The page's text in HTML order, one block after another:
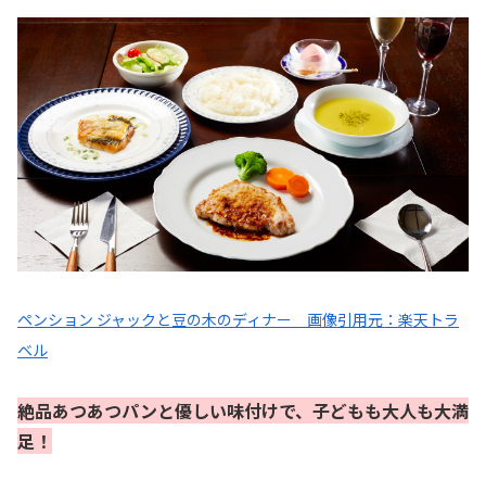
ペンション ジャックと豆の木のディナー 画像引用元：楽天トラ
ベル
絶品あつあつパンと優しい味付けで、子どもも大人も大満
足！